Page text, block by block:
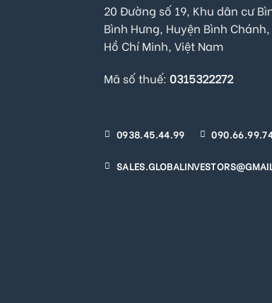
20 Đường số 19, Khu dân cư
Bình Hưng, Huyện Bình
Hồ Chí Minh, Việt Nam
Mã số thuế: 0315322272
0938.45.44.99